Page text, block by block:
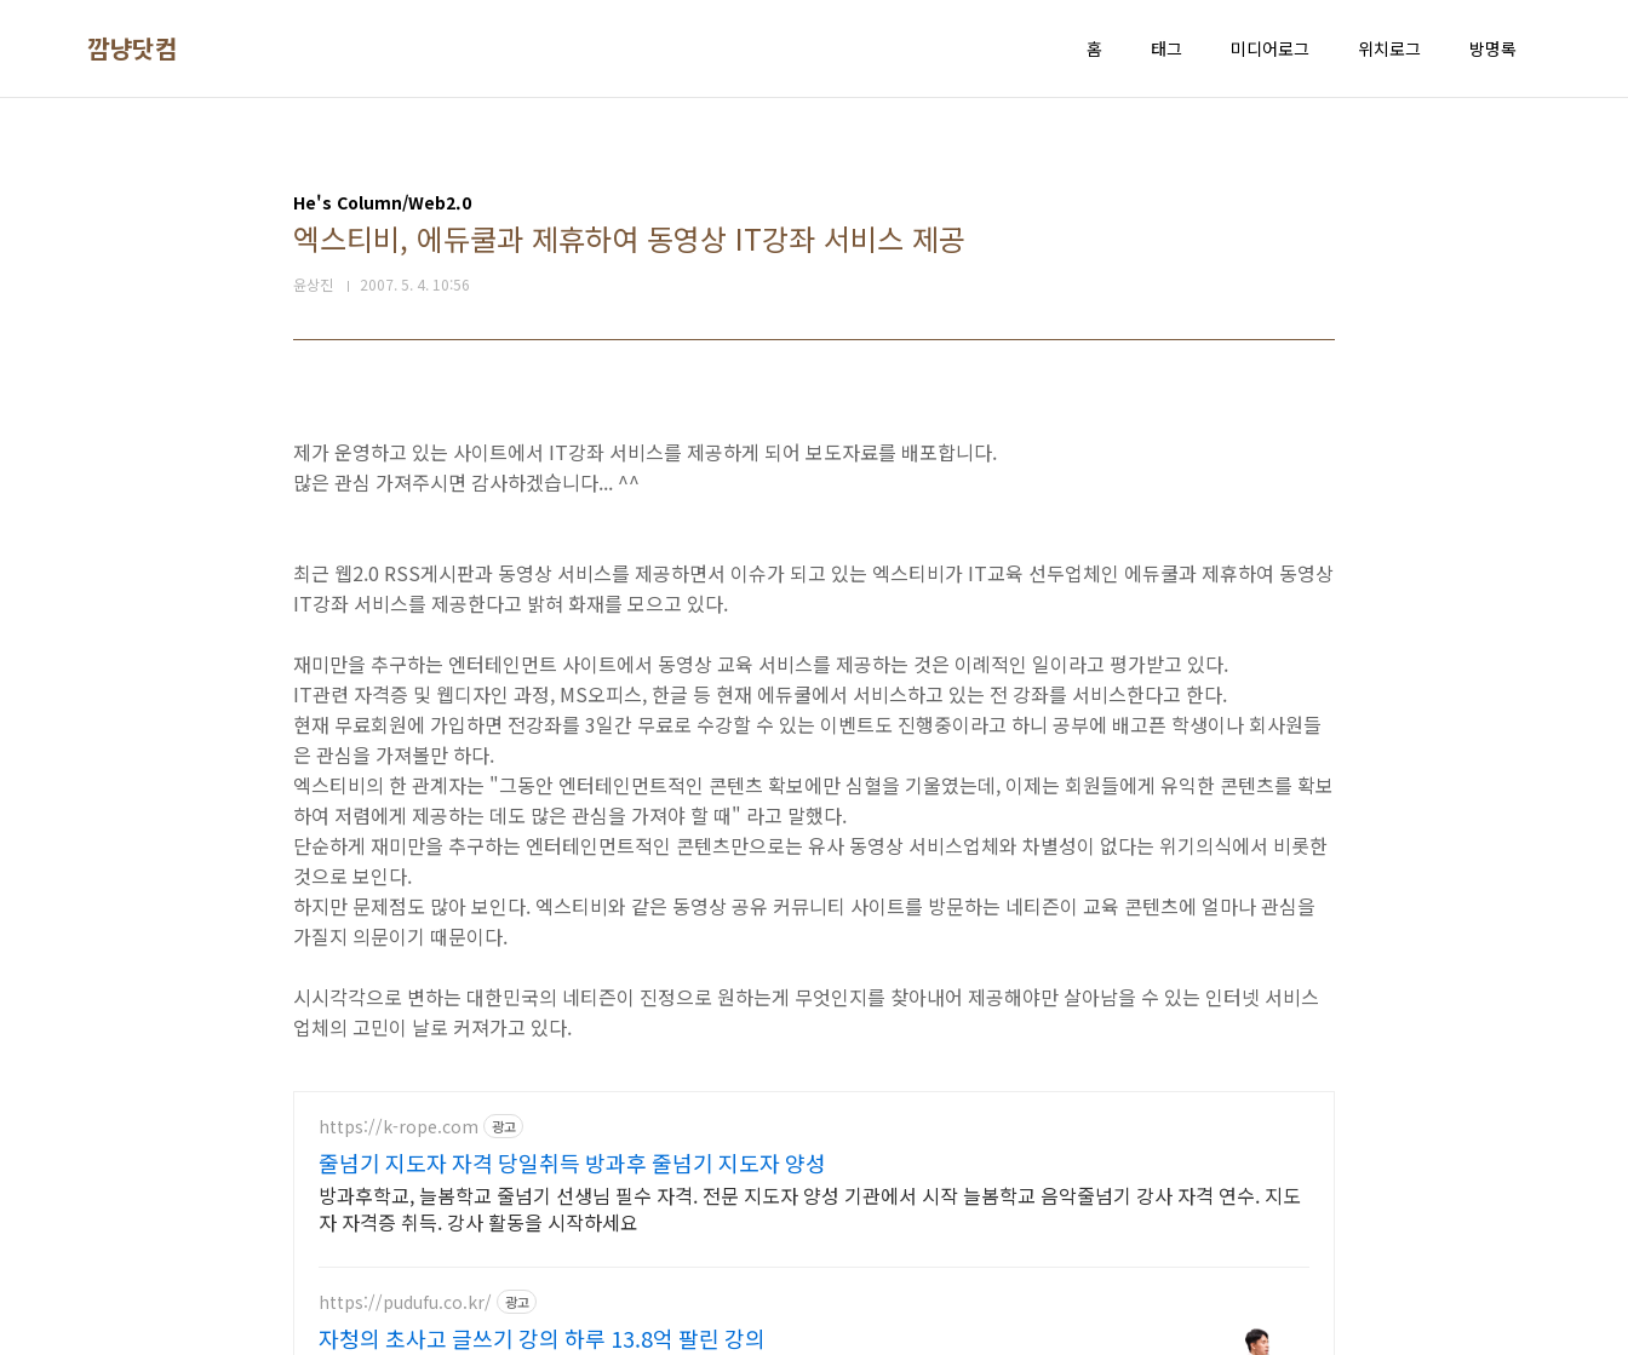
깜냥닷컴 홈 태그 미디어로그 위치로그 방명록
He's Column/Web2.0
엑스티비, 에듀쿨과 제휴하여 동영상 IT강좌 서비스 제공
윤상진 2007. 5. 4. 10:56
제가 운영하고 있는 사이트에서 IT강좌 서비스를 제공하게 되어 보도자료를 배포합니다.
많은 관심 가져주시면 감사하겠습니다... ^^
최근 웹2.0 RSS게시판과 동영상 서비스를 제공하면서 이슈가 되고 있는 엑스티비가 IT교육 선두업체인 에듀쿨과 제휴하여 동영상
IT강좌 서비스를 제공한다고 밝혀 화재를 모으고 있다.
재미만을 추구하는 엔터테인먼트 사이트에서 동영상 교육 서비스를 제공하는 것은 이례적인 일이라고 평가받고 있다.
IT관련 자격증 및 웹디자인 과정, MS오피스, 한글 등 현재 에듀쿨에서 서비스하고 있는 전 강좌를 서비스한다고 한다.
현재 무료회원에 가입하면 전강좌를 3일간 무료로 수강할 수 있는 이벤트도 진행중이라고 하니 공부에 배고픈 학생이나 회사원들
은 관심을 가져볼만 하다.
엑스티비의 한 관계자는 "그동안 엔터테인먼트적인 콘텐츠 확보에만 심혈을 기울였는데, 이제는 회원들에게 유익한 콘텐츠를 확보
하여 저렴에게 제공하는 데도 많은 관심을 가져야 할 때" 라고 말했다.
단순하게 재미만을 추구하는 엔터테인먼트적인 콘텐츠만으로는 유사 동영상 서비스업체와 차별성이 없다는 위기의식에서 비롯한
것으로 보인다.
하지만 문제점도 많아 보인다. 엑스티비와 같은 동영상 공유 커뮤니티 사이트를 방문하는 네티즌이 교육 콘텐츠에 얼마나 관심을
가질지 의문이기 때문이다.
시시각각으로 변하는 대한민국의 네티즌이 진정으로 원하는게 무엇인지를 찾아내어 제공해야만 살아남을 수 있는 인터넷 서비스
업체의 고민이 날로 커져가고 있다.
https://k-rope.com 광고
줄넘기 지도자 자격 당일취득 방과후 줄넘기 지도자 양성
방과후학교, 늘봄학교 줄넘기 선생님 필수 자격. 전문 지도자 양성 기관에서 시작 늘봄학교 음악줄넘기 강사 자격 연수. 지도
자 자격증 취득. 강사 활동을 시작하세요
https://pudufu.co.kr/ 광고
자청의 초사고 글쓰기 강의 하루 13.8억 팔린 강의